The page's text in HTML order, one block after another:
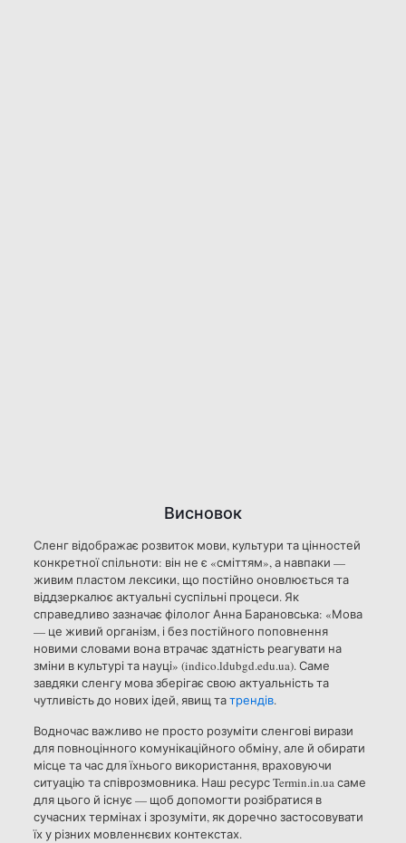
Висновок
Сленг відображає розвиток мови, культури та цінностей
конкретної спільноти: він не є «сміттям», а навпаки —
живим пластом лексики, що постійно оновлюється та
віддзеркалює актуальні суспільні процеси. Як
справедливо зазначає філолог Анна Барановська: «Мова
— це живий організм, і без постійного поповнення
новими словами вона втрачає здатність реагувати на
зміни в культурі та науці» (indico.ldubgd.edu.ua). Саме
завдяки сленгу мова зберігає свою актуальність та
чутливість до нових ідей, явищ татрендів.
Водночас важливо не просто розуміти сленгові вирази
для повноцінного комунікаційного обміну, але й обирати
місце та час для їхнього використання, враховуючи
ситуацію та співрозмовника. Наш ресурс Termin.in.ua саме
для цього й існує — щоб допомогти розібратися в
сучасних термінах і зрозуміти, як доречно застосовувати
їх у різних мовленнєвих контекстах.